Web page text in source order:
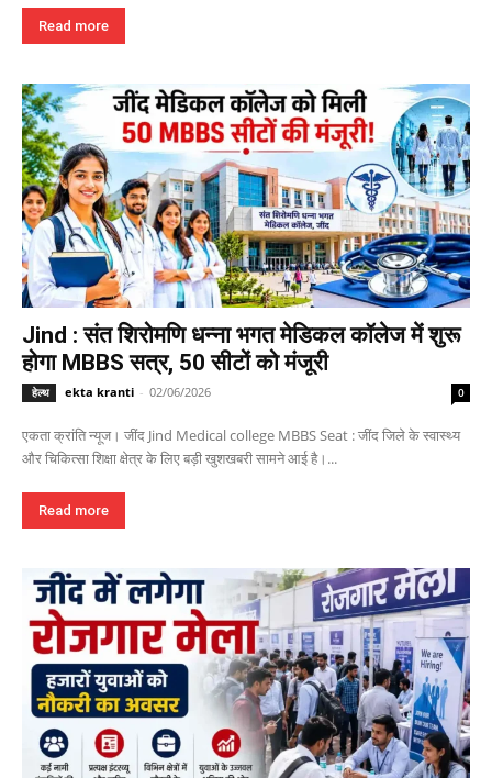
Read more
Jind : संत शिरोमणि धन्ना भगत मेडिकल कॉलेज में शुरू
होगा MBBS सत्र, 50 सीटों को मंजूरी
हेल्थ ekta kranti - 02/06/2026 0
एकता क्रांति न्यूज। जींद Jind Medical college MBBS Seat : जींद जिले के स्वास्थ्य
और चिकित्सा शिक्षा क्षेत्र के लिए बड़ी खुशखबरी सामने आई है।...
Read more